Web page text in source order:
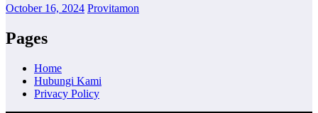
October 16, 2024 Provitamon
Pages
Home
Hubungi Kami
Privacy Policy